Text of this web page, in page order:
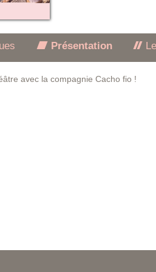
Présentation
avec la compagnie Cacho fio !